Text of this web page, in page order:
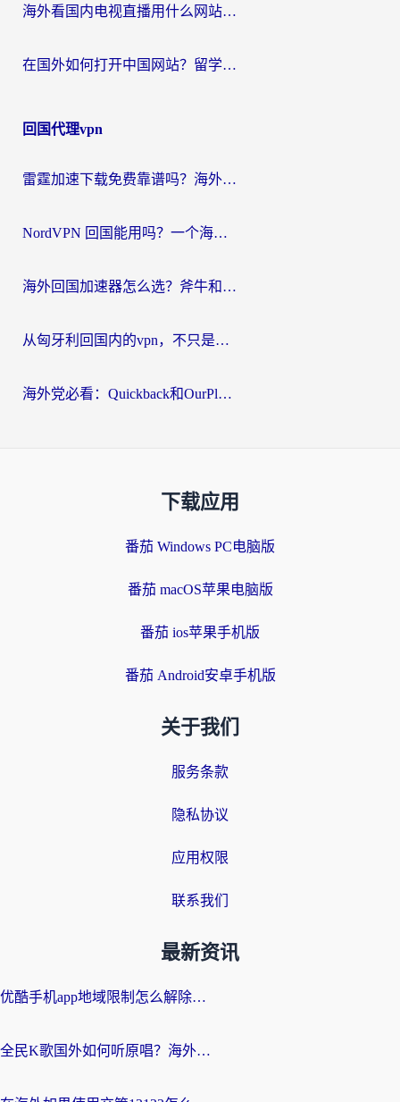
海外看国内电视直播用什么网站比较好？一篇解决你所有追剧难题的实用指南
在国外如何打开中国网站？留学生与海外华人的无缝访问指南
回国代理vpn
雷霆加速下载免费靠谱吗？海外党选回国加速器的避坑指南（附热门工具对比）
NordVPN 回国能用吗？一个海外用户必须面对的真实困境
海外回国加速器怎么选？斧牛和海龟哪个好？一篇帮你避开坑的实用指南
从匈牙利回国内的vpn，不只是为了刷剧那么简单
海外党必看：Quickback和OurPlay好用吗？3分钟选对回国加速器，无缝刷剧玩游戏
下载应用
番茄 Windows PC电脑版
番茄 macOS苹果电脑版
番茄 ios苹果手机版
番茄 Android安卓手机版
关于我们
服务条款
隐私协议
应用权限
联系我们
最新资讯
优酷手机app地域限制怎么解除？海外党亲测有效的追剧方案
全民K歌国外如何听原唱？海外党亲测有效的回国加速器选择指南